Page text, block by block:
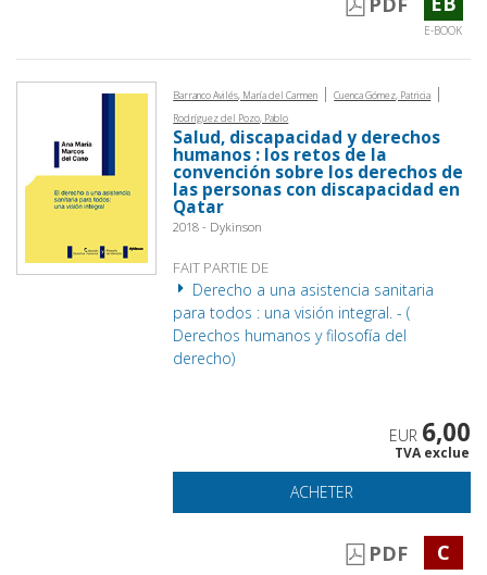
E-BOOK
Barranco Avilés, María del Carmen | Cuenca Gómez, Patricia |
Rodríguez del Pozo, Pablo
Salud, discapacidad y derechos
humanos : los retos de la
convención sobre los derechos de
las personas con discapacidad en
Qatar
2018 - Dykinson
FAIT PARTIE DE
Derecho a una asistencia sanitaria
para todos : una visión integral. - (
Derechos humanos y filosofía del
derecho)
EUR 6,00
TVA exclue
ACHETER
PDF C